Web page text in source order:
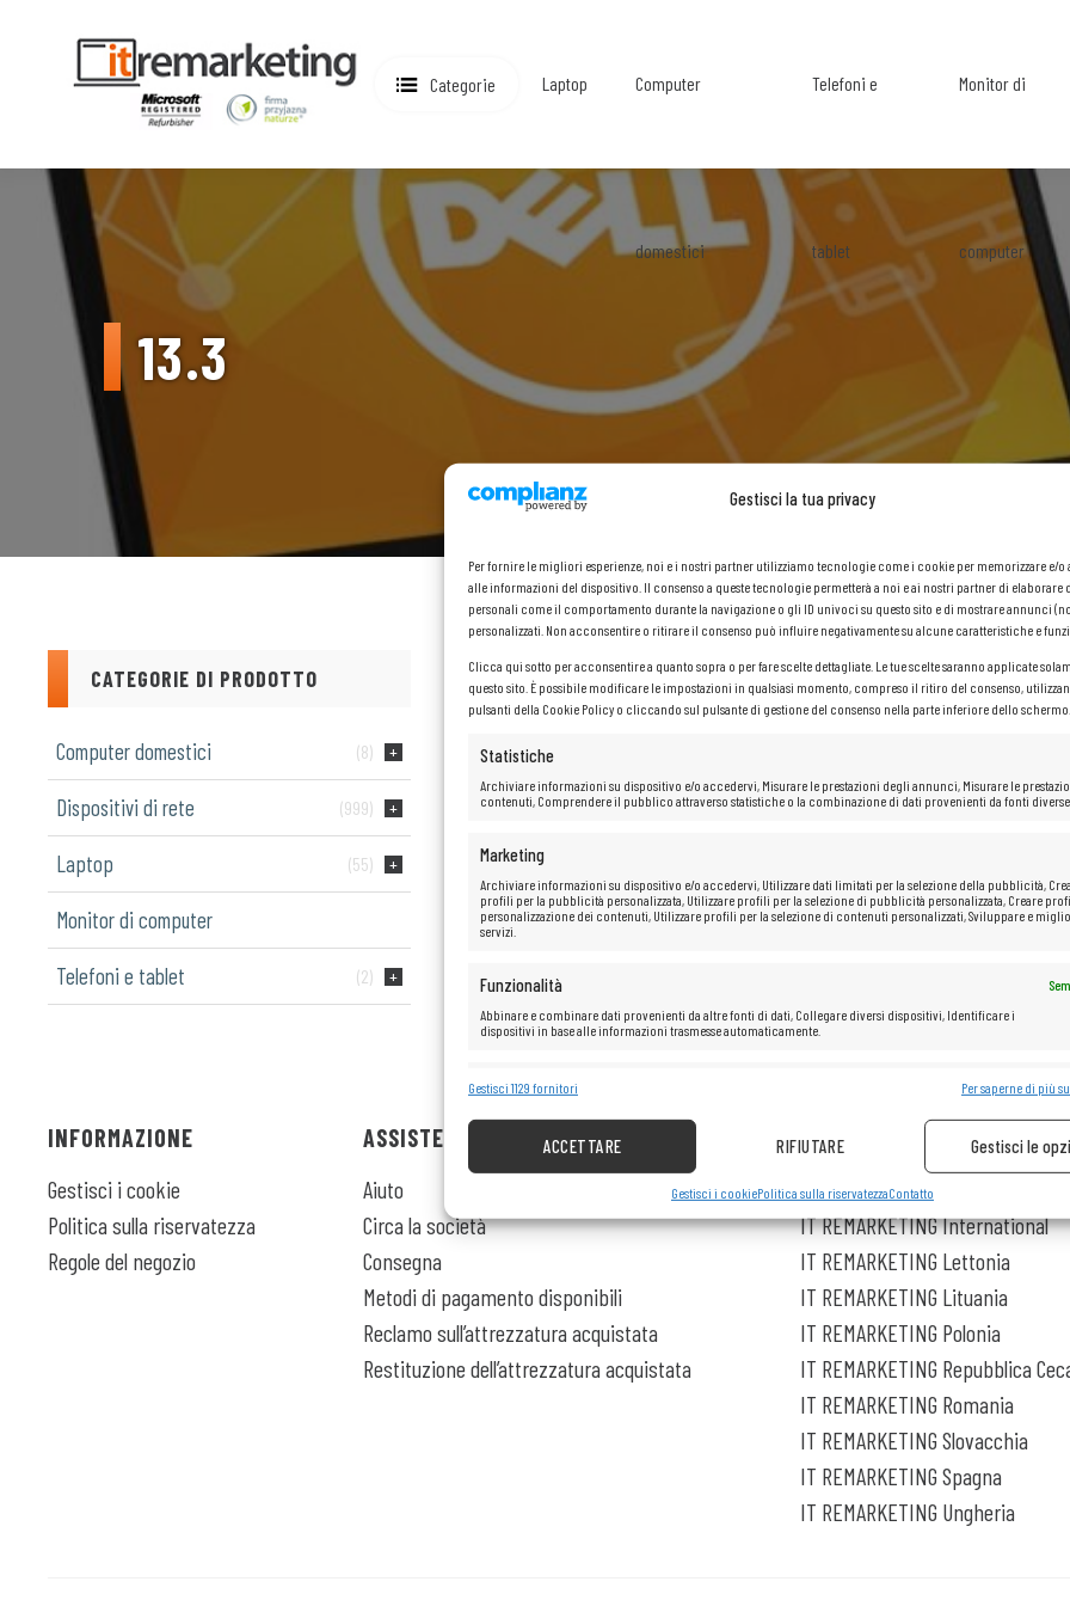
Gestisci la tua privacy
Per fornire le migliori esperienze, noi e i nostri partner utilizziamo tecnologie come i cookie per memorizzare e/o
alle informazioni del dispositivo. Il consenso a queste tecnologie permetterà a noi e ai nostri partner di elaborare
personali come il comportamento durante la navigazione o gli ID univoci su questo sito e di mostrare annunci
personalizzati. Non acconsentire o ritirare il consenso può influire negativamente su alcune caratteristiche e
Clicca qui sotto per acconsentire a quanto sopra o per fare scelte dettagliate. Le tue scelte saranno applicate
questo sito. È possibile modificare le impostazioni in qualsiasi momento, compreso il ritiro del consenso,
pulsanti della Cookie Policy o cliccando sul pulsante di gestione del consenso nella parte inferiore dello schermo.
Statistiche
Archiviare informazioni su dispositivo e/o accedervi, Misurare le prestazioni degli annunci, Misurare le
contenuti, Comprendere il pubblico attraverso statistiche o la combinazione di dati provenienti da fonti diverse.
Marketing
Archiviare informazioni su dispositivo e/o accedervi, Utilizzare dati limitati per la selezione della pubblicità,
profili per la pubblicità personalizzata, Utilizzare profili per la selezione di pubblicità personalizzata, Creare
personalizzazione dei contenuti, Utilizzare profili per la selezione di contenuti personalizzati, Sviluppare e
servizi.
Funzionalità
Abbinare e combinare dati provenienti da altre fonti di dati, Collegare diversi dispositivi, Identificare i
dispositivi in base alle informazioni trasmesse automaticamente.
Garantire la sicurezza, prevenire e rilevare frodi, correggere errori, Erogare e
Gestisci 1129 fornitori Per saperne di più
ACCETTARE RIFIUTARE Gestisci le
Gestisci i cookiePolitica sulla riservatezzaContatto
Categorie Laptop Computer
domestici
Telefoni e
tablet
Monitor di
computer
13.3
CATEGORIE DI PRODOTTO
Computer domestici (8)
Dispositivi di rete (999)
Laptop (55)
Monitor di computer
Telefoni e tablet (2)
13.3
Non è stato trovato nessun prodotto che corrisponde alla
INFORMAZIONE
Gestisci i cookie
Politica sulla riservatezza
Regole del negozio
ASSISTENZA CLIENTI
Aiuto
Circa la società
Consegna
Metodi di pagamento disponibili
Reclamo sull’attrezzatura acquistata
Restituzione dell’attrezzatura acquistata
IT REMARKETING
IT REMARKETING Austria/Germania
IT REMARKETING International
IT REMARKETING Lettonia
IT REMARKETING Lituania
IT REMARKETING Polonia
IT REMARKETING Repubblica
IT REMARKETING Romania
IT REMARKETING Slovacchia
IT REMARKETING Spagna
IT REMARKETING Ungheria